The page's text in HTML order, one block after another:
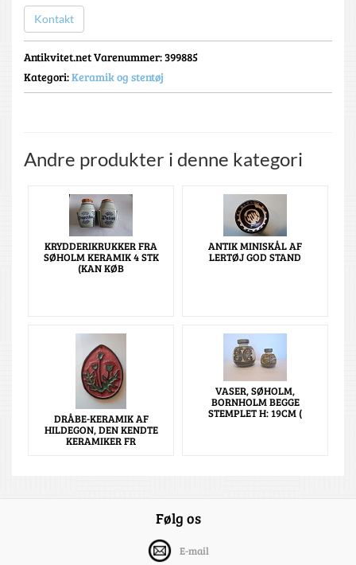
Kontakt
Antikvitet.net Varenummer: 399885
Kategori:Keramik og stentøj
Andre produkter i denne kategori
KRYDDERIKRUKKER FRA
SØHOLM KERAMIK 4 STK
(KAN KØB
ANTIK MINISKÅL AF
LERTØJ GOD STAND
DRÅBE-KERAMIK AF
HILDEGON, DEN KENDTE
KERAMIKER FR
VASER, SØHOLM,
BORNHOLM BEGGE
STEMPLET H: 19CM (
Følg os
E-mail